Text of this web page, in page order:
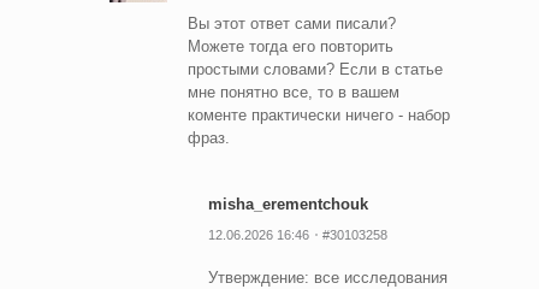
Вы этот ответ сами писали?
Можете тогда его повторить
простыми словами? Если в статье
мне понятно все, то в вашем
коменте практически ничего - набор
фраз.
misha_erementchouk
12.06.2026 16:46 #30103258
Утверждение: все исследования